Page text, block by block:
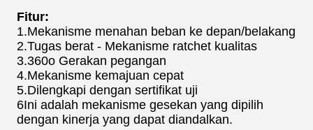
Fitur:
1.Mekanisme menahan beban ke depan/belakang
2.Tugas berat - Mekanisme ratchet kualitas
3.360o Gerakan pegangan
4.Mekanisme kemajuan cepat
5.Dilengkapi dengan sertifikat uji
6Ini adalah mekanisme gesekan yang dipilih
dengan kinerja yang dapat diandalkan.